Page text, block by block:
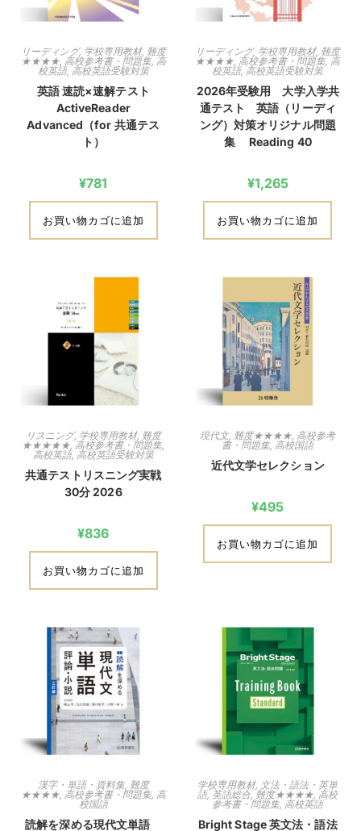
リーディング, 学校専用教材, 難度
★★★★, 高校参考書・問題集, 高
校英語, 高校英語受験対策
英語 速読×速解テスト
ActiveReader
Advanced（for 共通テス
ト）
¥781
お買い物カゴに追加
リーディング, 学校専用教材, 難度
★★★★, 高校参考書・問題集, 高
校英語, 高校英語受験対策
2026年受験用 大学入学共
通テスト 英語（リーディ
ング）対策オリジナル問題
集 Reading 40
¥1,265
お買い物カゴに追加
リスニング, 学校専用教材, 難度
★★★★★ ,高校参考書・問題集
高校英語,高校英語受験対策
共通テストリスニング実戦
30分 2026
¥836
お買い物カゴに追加
現代文, 難度★★★★ 高校参考
書・問題集 高校国語
近代文学セレクション
¥495
お買い物カゴに追加
漢字・単語・資料集, 難度
★★★★, 高校参考書・問題集, 高
校国語
読解を深める現代文単語
学校専用教材, 文法・語法・英単
語, 英語総合,難度★★★★, 高校
参考書・問題集, 高校英語
Bright Stage 英文法・語法